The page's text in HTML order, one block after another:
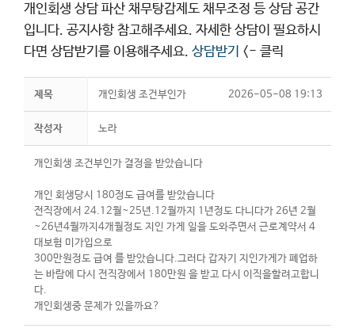
개인회생 상담 파산 채무탕감제도 채무조정 등 상담 공간
입니다. 공지사항 참고해주세요. 자세한 상담이 필요하시
다면 상담받기를 이용해주세요. 상담받기 <- 클릭
제목 개인회생 조건부인가 2026-05-08 19:13
작성자 노라
개인회생 조건부인가 결정을 받았습니다
개인 회생당시 180정도 급여를 받았습니다
전직장에서 24.12월~25년.12월까지 1년정도 다니다가 26년 2월
~26년4월까지4개월정도 지인 가게 일을 도와주면서 근로계약서 4
대보험 미가입으로
300만원정도 급여 를 받았습니다.그러다 갑자기 지인가게가 폐업하
는 바람에 다시 전직장에서 180만원 을 받고 다시 이직을할려고합니
다.
개인회생중 문제가 있을까요?